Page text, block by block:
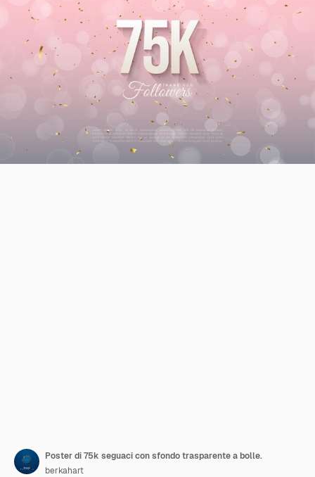
Poster di 75k seguaci con sfondo trasparente a bolle.
berkahart